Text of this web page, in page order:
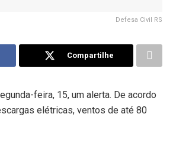
Defesa Civil RS
Compartilhe
feira, 15, um alerta. De acordo
elétricas, ventos de até 80